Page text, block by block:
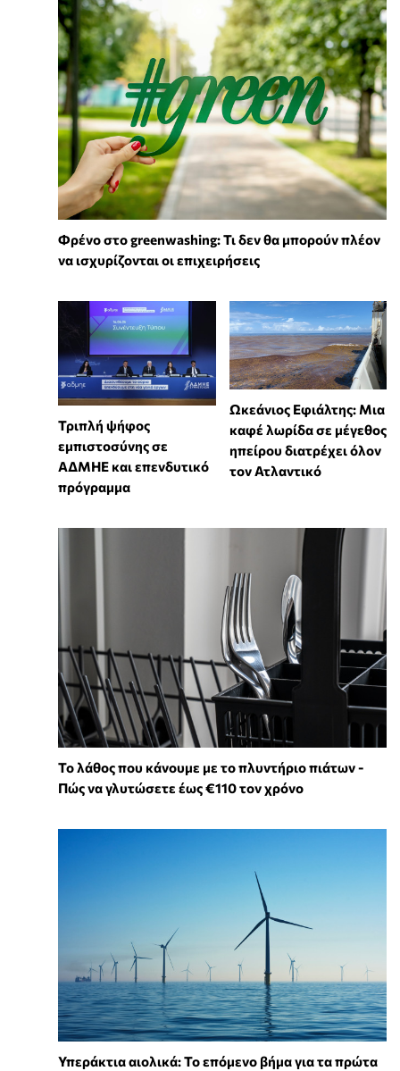
Φρένο στο greenwashing: Τι δεν θα μπορούν πλέον
να ισχυρίζονται οι επιχειρήσεις
Τριπλή ψήφος
εμπιστοσύνης σε
ΑΔΜΗΕ και επενδυτικό
πρόγραμμα
Ωκεάνιος Εφιάλτης: Μια
καφέ λωρίδα σε μέγεθος
ηπείρου διατρέχει όλον
τον Ατλαντικό
Το λάθος που κάνουμε με το πλυντήριο πιάτων -
Πώς να γλυτώσετε έως €110 τον χρόνο
Υπεράκτια αιολικά: Το επόμενο βήμα για τα πρώτα